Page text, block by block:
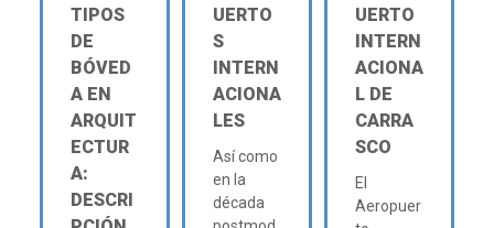
TIPOS
DE
BÓVED
A EN
ARQUIT
ECTUR
A:
DESCRI
UERTO
S
INTERN
ACIONA
LES
Así como
en la
década
UERTO
INTERN
ACIONA
L DE
CARRA
SCO
El
Aeropuer